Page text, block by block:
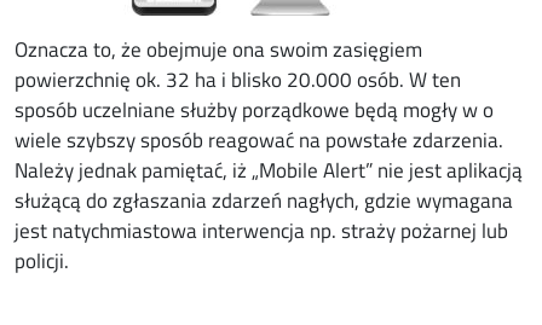
Oznacza to, że obejmuje ona swoim zasięgiem
powierzchnię ok. 32 ha i blisko 20.000 osób. W ten
sposób uczelniane służby porządkowe będą mogły w o
wiele szybszy sposób reagować na powstałe zdarzenia.
Należy jednak pamiętać, iż „Mobile Alert” nie jest aplikacją
służącą do zgłaszania zdarzeń nagłych, gdzie wymagana
jest natychmiastowa interwencja np. straży pożarnej lub
policji.